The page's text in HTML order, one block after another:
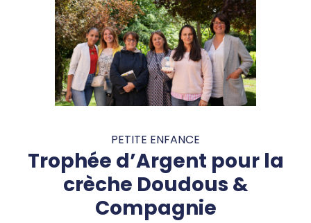
PETITE ENFANCE
Trophée d’Argent pour la
crèche Doudous &
Compagnie